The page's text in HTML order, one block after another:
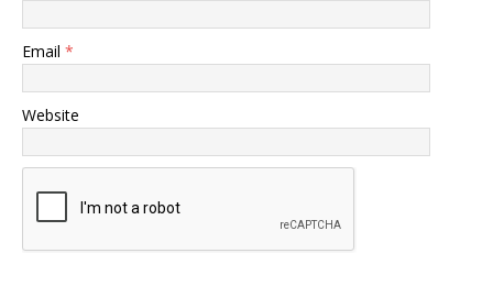
Email *
Website